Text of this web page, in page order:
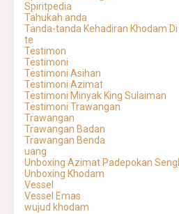
Spiritpedia
Tahukah anda
Tanda-tanda Kehadiran Khodam
te
Testimon
Testimoni
Testimoni Asihan
Testimoni Azimat
Testimoni Minyak King Sulaiman
Testimoni Trawangan
Trawangan
Trawangan Badan
Trawangan Benda
uang
Unboxing Azimat Padepokan
Unboxing Khodam
Vessel
Vessel Emas
wujud khodam